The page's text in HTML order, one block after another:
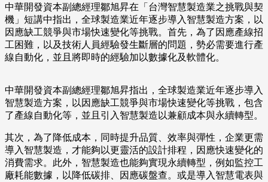
中華開發資本副總經理鄒旭昇在「台灣智慧製造業之挑戰與契
機」短講中指出，全球製造業近年逐步導入智慧製造方案，以
因應缺工競爭與市場快速變化等挑戰。首先，為了因應產線招
工困難，以及技術人員經驗發生斷層的問題，勢必需要進行產
線自動化，並且將即時的經驗加以數據化及軟體化。
中華開發資本副總經理鄒旭昇指出，全球製造業近年逐步導入
智慧製造方案，以因應缺工競爭與市場快速變化等挑戰，包含
了產線自動化等，並且引入智慧製造以兼顧成本與永續轉型。
其次，為了降低成本，同時提升品質、效率與彈性，企業更需
導入智慧製造，才能夠以更靈活的設計排程，因應快速變化的
消費需求。此外，智慧製造也能夠實現永續轉型，例如監控工
廠耗能數據，以降低碳排、因應碳盤查。或是導入智慧電表與